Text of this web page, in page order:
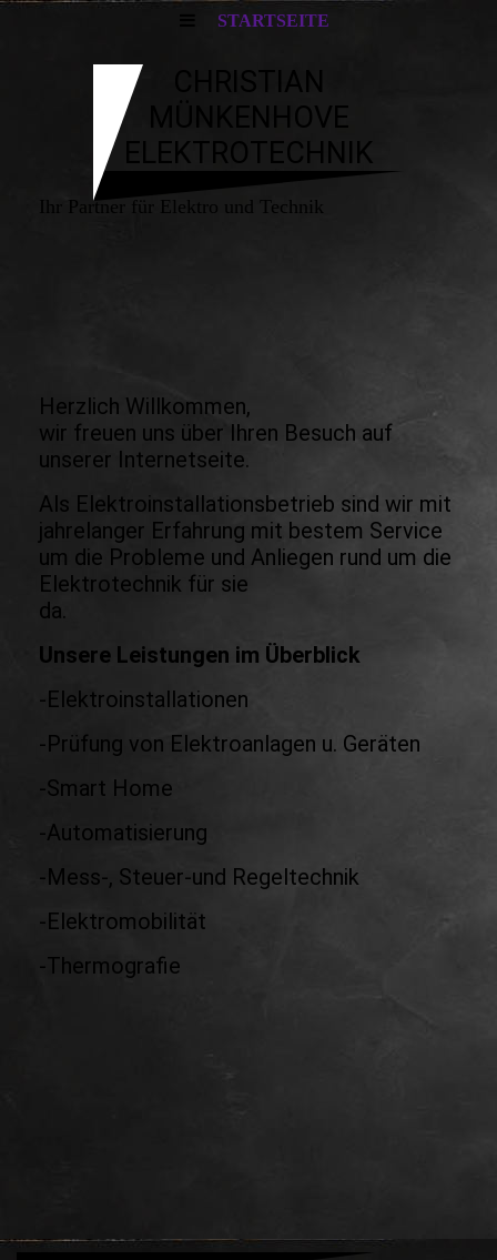
STARTSEITE
MÜNKENHOVE
ELEKTROTECHNIK
Ihr Partner für Elektro und Technik
Herzlich Willkommen,
wir freuen uns über Ihren Besuch auf
unserer Internetseite.
Als Elektroinstallationsbetrieb sind wir mit
jahrelanger Erfahrung mit bestem Service
um die Probleme und Anliegen rund um die
Elektrotechnik für sie
Unsere Leistungen im Überblick
-Elektroinstallationen
-Prüfung von Elektroanlagen u. Geräten
-Smart Home
-Automatisierung
-Mess-, Steuer-und Regeltechnik
-Elektromobilität
-Thermografie